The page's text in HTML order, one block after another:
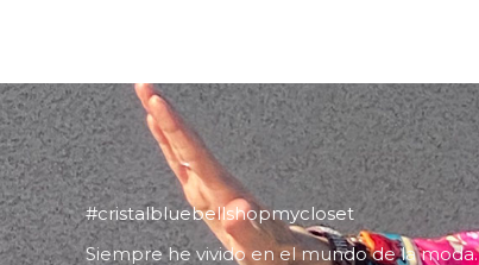
#cristalbluebellshopmycloset
Siempre he vivido en el mundo de la moda.